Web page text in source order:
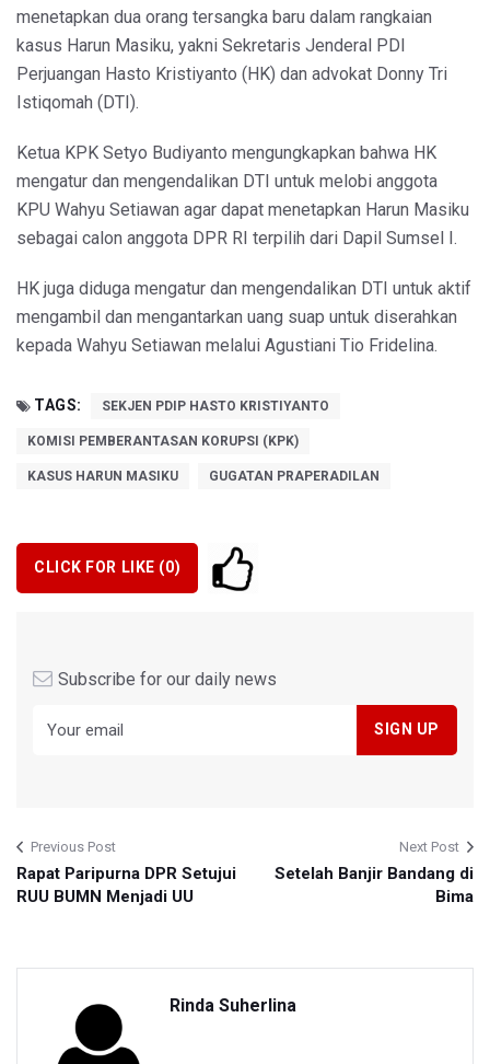
menetapkan dua orang tersangka baru dalam rangkaian
kasus Harun Masiku, yakni Sekretaris Jenderal PDI
Perjuangan Hasto Kristiyanto (HK) dan advokat Donny Tri
Istiqomah (DTI).
Ketua KPK Setyo Budiyanto mengungkapkan bahwa HK
mengatur dan mengendalikan DTI untuk melobi anggota
KPU Wahyu Setiawan agar dapat menetapkan Harun Masiku
sebagai calon anggota DPR RI terpilih dari Dapil Sumsel I.
HK juga diduga mengatur dan mengendalikan DTI untuk aktif
mengambil dan mengantarkan uang suap untuk diserahkan
kepada Wahyu Setiawan melalui Agustiani Tio Fridelina.
TAGS: SEKJEN PDIP HASTO KRISTIYANTO
KOMISI PEMBERANTASAN KORUPSI (KPK)
KASUS HARUN MASIKU GUGATAN PRAPERADILAN
CLICK FOR LIKE (0)
Subscribe for our daily news
Previous Post
Rapat Paripurna DPR Setujui
RUU BUMN Menjadi UU
Next Post
Setelah Banjir Bandang di
Bima
Rinda Suherlina